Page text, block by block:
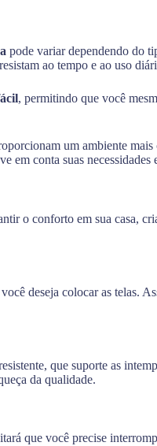
pode variar dependendo do
ao tempo e ao uso
, permitindo que você
um ambiente
conta suas
o conforto em sua casa,
deseja colocar as telas.
que suporte as
da qualidade.
que você precise